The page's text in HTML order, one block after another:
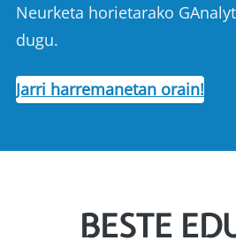
Neurketa horietarako
dugu.
Jarri harremanetan orain!
BESTE